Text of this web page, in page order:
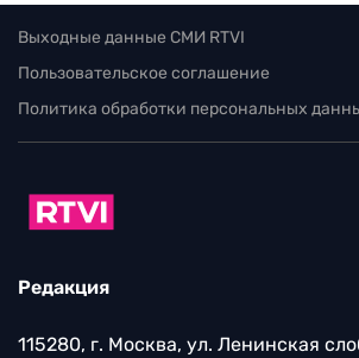
Выходные данные СМИ RTVI
Пользовательское соглашение
Политика обработки персональных
Редакция
115280, г. Москва, ул. Ленинская